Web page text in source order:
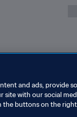
and ads, provide
with our social
buttons on the